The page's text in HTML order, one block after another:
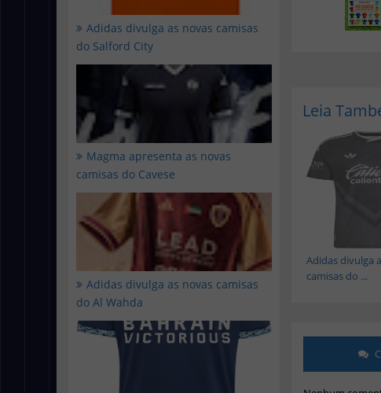
Adidas divulga as novas camisas
do Salford City
Magma apresenta as novas
camisas do Cavese
Adidas divulga as novas camisas
do Al Wahda
Leia
Adidas divulga
camisas do ...